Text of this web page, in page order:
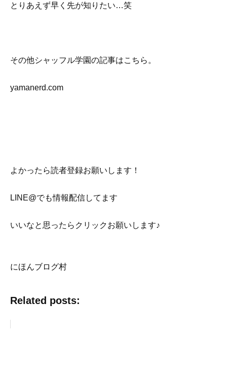
とりあえず早く先が知りたい…笑
その他シャッフル学園の記事はこちら。
yamanerd.com
よかったら読者登録お願いします！
LINE@でも情報配信してます
いいなと思ったらクリックお願いします♪
にほんブログ村
Related posts: